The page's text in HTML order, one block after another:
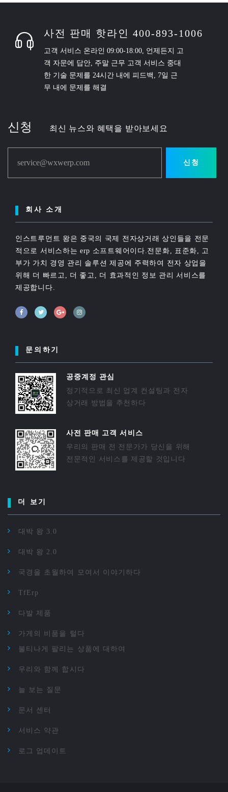
사전 판매 핫라인 400-893-1006
고객 서비스 온라인 09:00-18:00, 언제든지 고
객 자문에 답안, 주말 근무 고객 서비스 중대
한 기술 문제를 24시간 내에 피드백, 7일 근
무 내에 문제를 해결
신청 최신 뉴스와 혜택을 받아보세요
service@wxwerp.com 신청
회사 소개
인스트루먼트 왕은 중국의 국제 전자상거래 상인들을 전문
적으로 서비스하는 erp 소프트웨어이다.전문화, 표준화, 고
부가 가치 경영 관리 솔루션 제공에 주력하여 전자 상업을
위해 더 빠르고, 더 좋고, 더 효과적인 정보 관리 서비스를
제공합니다.
문의하기
공중계정 관심
정기적으로 최신 업계 컨설팅과 전자
상거래 방법을 추천하다
사전 판매 고객 서비스
우리의 판매 전 전문가가 당신을 위해
전문적인 서비스를 제공할 것입니다
더 보기
대박 왕 3.0
대박 왕 2.0
국경을 초월하여 모여서 이야기하다
TfErp
다발 제품
가게의 비품을 털다
불티나게 팔리는 상품에 대하여
우리와 함께 합시다
늘 보는 질문
문서 센터
서비스 약관
로그 업데이트